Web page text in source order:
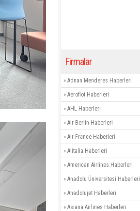
Firmalar
» Adnan Menderes Haberleri
» Aeroflot Haberleri
» AHL Haberleri
» Air Berlin Haberleri
» Air France Haberleri
» Alitalia Haberleri
» American Airlines Haberleri
» Anadolu Üniversitesi Haberleri
» Anadolujet Haberleri
» Asiana Airlines Haberleri